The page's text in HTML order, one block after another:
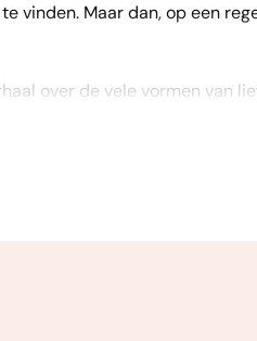
vinden. Maar dan, op een
over de vele vormen van
alle ingrediënten voor een